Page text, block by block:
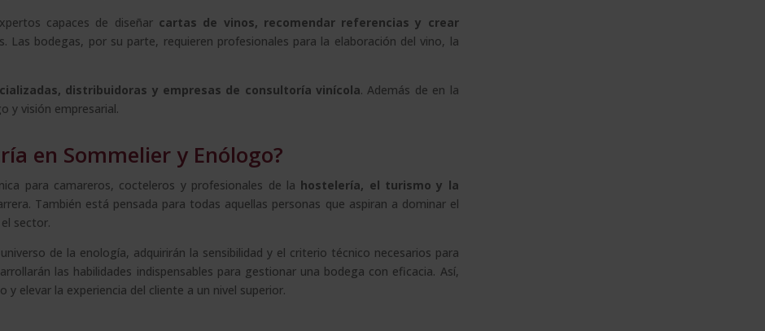
capaces de diseñar cartas de vinos, recomendar referencias y crear
Las bodegas, por su parte, requieren profesionales para la elaboración del vino, la
distribuidoras y empresas de consultoría vinícola. Además de en la
y visión empresarial.
en Sommelier y Enólogo?
para camareros, cocteleros y profesionales de la hostelería, el turismo y la
También está pensada para todas aquellas personas que aspiran a dominar el
sector.
de la enología, adquirirán la sensibilidad y el criterio técnico necesarios para
las habilidades indispensables para gestionar una bodega con eficacia. Así,
elevar la experiencia del cliente a un nivel superior.